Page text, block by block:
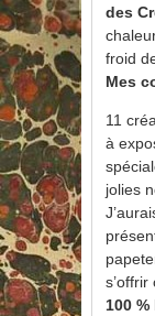
des
froid
Mes
11
à
jolies
100